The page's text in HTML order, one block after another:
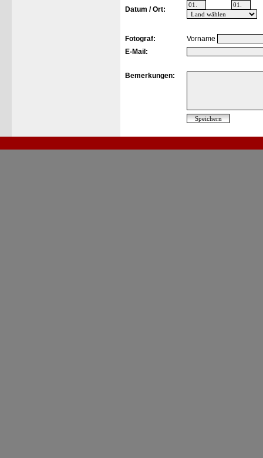
Datum / Ort:
Fotograf:
Vorname
E-Mail:
Bemerkungen: